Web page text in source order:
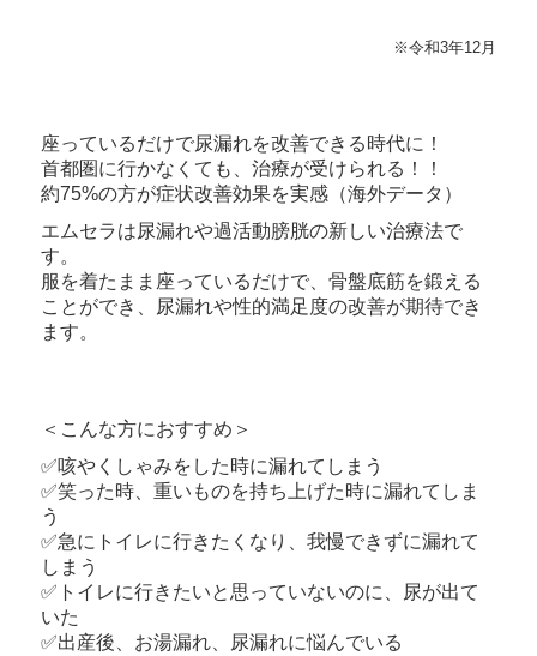
※令和3年12月
座っているだけで尿漏れを改善できる時代に！
首都圏に行かなくても、治療が受けられる！！
約75%の方が症状改善効果を実感（海外データ）
エムセラは尿漏れや過活動膀胱の新しい治療法で
す。
服を着たまま座っているだけで、骨盤底筋を鍛える
ことができ、尿漏れや性的満足度の改善が期待でき
ます。
＜こんな方におすすめ＞
✅咳やくしゃみをした時に漏れてしまう
✅笑った時、重いものを持ち上げた時に漏れてしま
う
✅急にトイレに行きたくなり、我慢できずに漏れて
しまう
✅トイレに行きたいと思っていないのに、尿が出て
いた
✅出産後、お湯漏れ、尿漏れに悩んでいる